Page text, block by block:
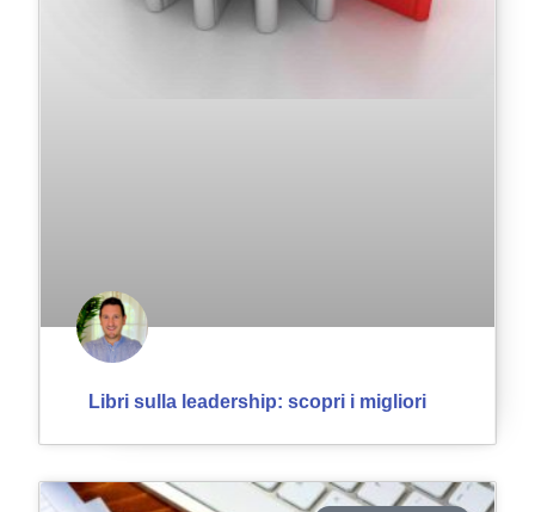
Libri sulla leadership: scopri i migliori